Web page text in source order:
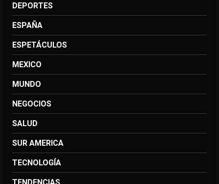
DEPORTES
ESPAÑA
ESPETÁCULOS
MEXICO
MUNDO
NEGOCIOS
SALUD
SUR AMERICA
TECNOLOGÍA